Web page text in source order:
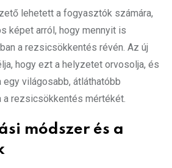
lehetett a fogyasztók számára,
képet arról, hogy mennyit is
a rezsicsökkentés révén. Az új
hogy ezt a helyzetet orvosolja, és
világosabb, átláthatóbb
rezsicsökkentés mértékét.
módszer és a